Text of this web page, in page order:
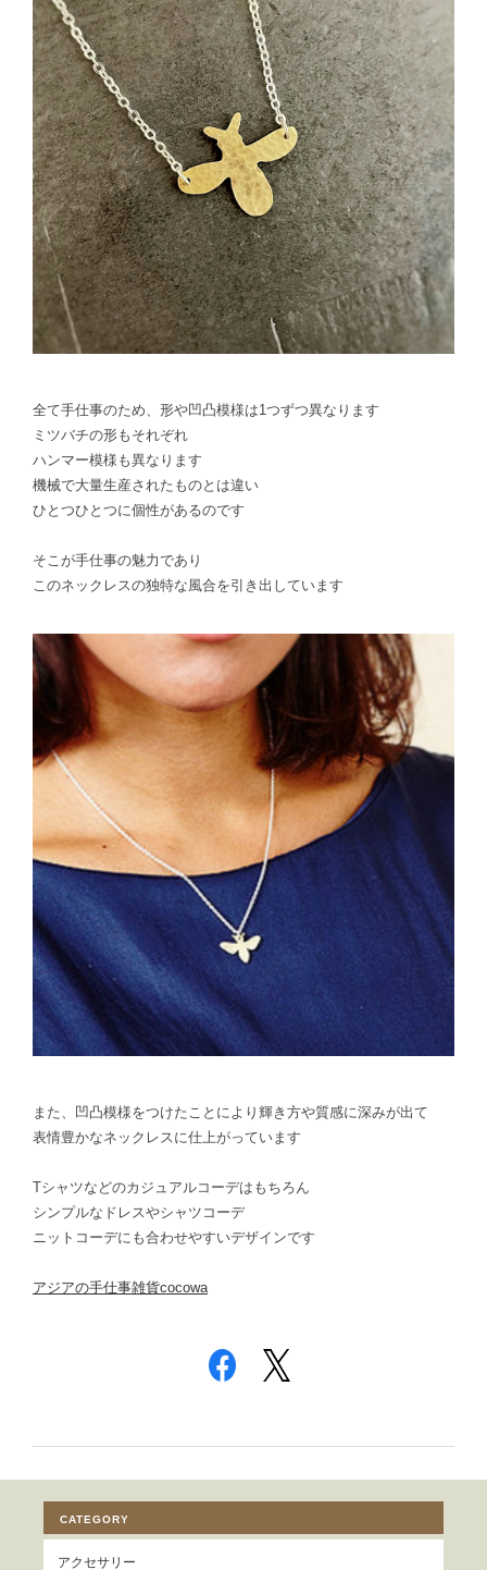
全て手仕事のため、形や凹凸模様は1つずつ異なります
ミツバチの形もそれぞれ
ハンマー模様も異なります
機械で大量生産されたものとは違い
ひとつひとつに個性があるのです
そこが手仕事の魅力であり
このネックレスの独特な風合を引き出しています
また、凹凸模様をつけたことにより輝き方や質感に深みが出て
表情豊かなネックレスに仕上がっています
Tシャツなどのカジュアルコーデはもちろん
シンプルなドレスやシャツコーデ
ニットコーデにも合わせやすいデザインです
アジアの手仕事雑貨cocowa
CATEGORY
アクセサリー